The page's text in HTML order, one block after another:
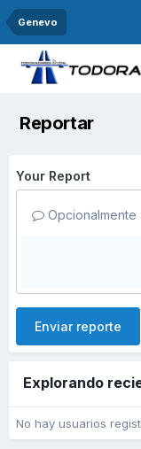
Genevo
Reportar
Your Report
Enviar reporte
Explorando
No hay usuarios